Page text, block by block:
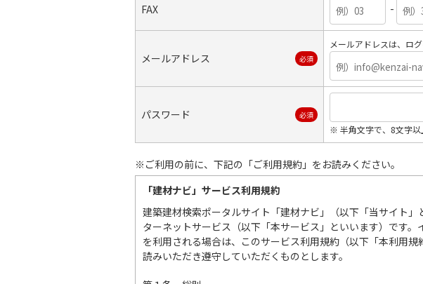
FAX -
メールアドレス 必須
メールアドレスは、ロ
パスワード 必須
※ 半角文字で、8文字以
※ご利用の前に、下記の「ご利用規約」をお読みください。
「建材ナビ」サービス利用規約
建築建材検索ポータルサイト「建材ナビ」（以下「当サイト
ターネットサービス（以下「本サービス」といいます）です
を利用される場合は、このサービス利用規約（以下「本利用
読みいただき遵守していただくものとします。